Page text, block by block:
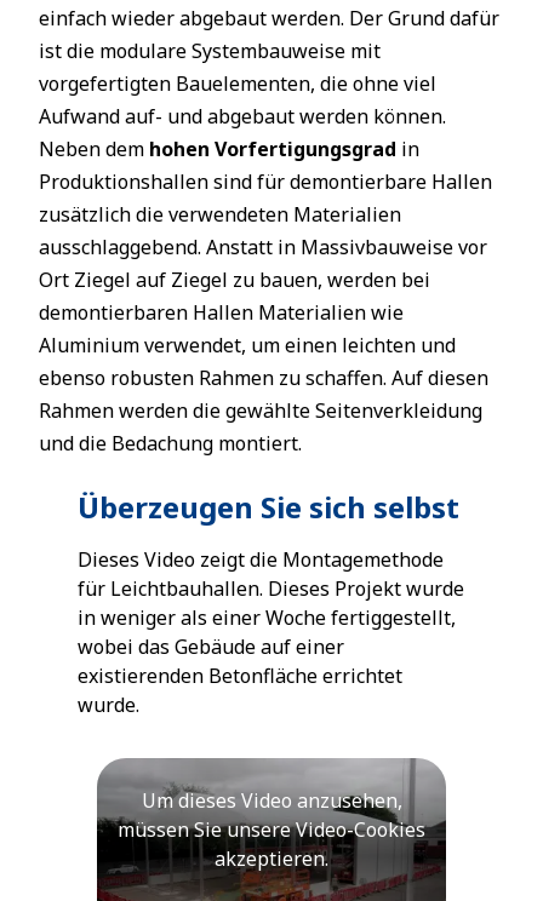
einfach wieder abgebaut werden. Der Grund dafür
ist die modulare Systembauweise mit
vorgefertigten Bauelementen, die ohne viel
Aufwand auf- und abgebaut werden können.
Neben dem hohen Vorfertigungsgrad in
Produktionshallen sind für demontierbare Hallen
zusätzlich die verwendeten Materialien
ausschlaggebend. Anstatt in Massivbauweise vor
Ort Ziegel auf Ziegel zu bauen, werden bei
demontierbaren Hallen Materialien wie
Aluminium verwendet, um einen leichten und
ebenso robusten Rahmen zu schaffen. Auf diesen
Rahmen werden die gewählte Seitenverkleidung
und die Bedachung montiert.
Überzeugen Sie sich selbst
Dieses Video zeigt die Montagemethode
für Leichtbauhallen. Dieses Projekt wurde
in weniger als einer Woche fertiggestellt,
wobei das Gebäude auf einer
existierenden Betonfläche errichtet
wurde.
Um dieses Video anzusehen,
müssen Sie unsere Video-Cookies
akzeptieren.